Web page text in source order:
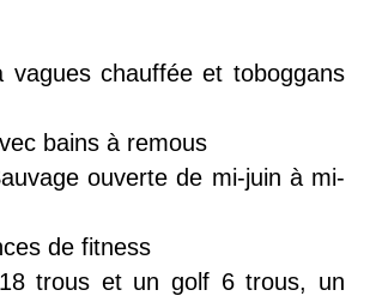
vagues chauffée et toboggans
bains à remous
ouverte de mi-juin à mi-
de fitness
trous et un golf 6 trous, un